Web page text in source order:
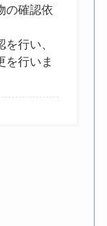
の確認依
行い、
を行いま